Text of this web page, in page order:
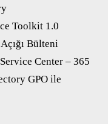
Toolkit 1.0
Bülteni
Center – 365
GPO ile